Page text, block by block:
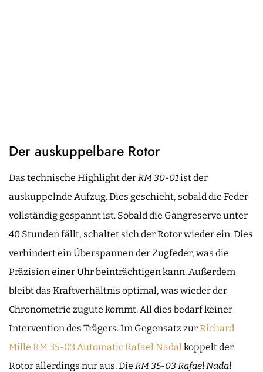
Der auskuppelbare Rotor
Das technische Highlight derRM 30-01ist der
auskuppelnde Aufzug. Dies geschieht, sobald die Feder
vollständig gespannt ist. Sobald die Gangreserve unter
40 Stunden fällt, schaltet sich der Rotor wieder ein. Dies
verhindert ein Überspannen der Zugfeder, was die
Präzision einer Uhr beinträchtigen kann. Außerdem
bleibt das Kraftverhältnis optimal, was wieder der
Chronometrie zugute kommt. All dies bedarf keiner
Intervention des Trägers. Im Gegensatz zurRichard
Mille RM 35-03 Automatic Rafael Nadal koppelt der
Rotor allerdings nur aus. Die RM 35-03 Rafael Nadal